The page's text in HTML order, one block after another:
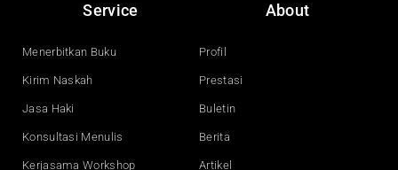
b
o
e
n
a
Service
Menerbitkan Buku
Kirim Naskah
Jasa Haki
Konsultasi Menulis
Kerjasama Workshop
About
Profil
Prestasi
Buletin
Berita
Artikel